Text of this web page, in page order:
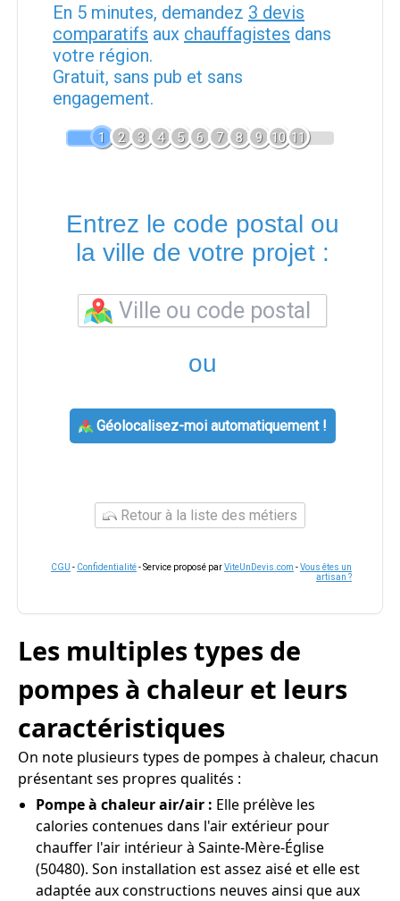
En 5 minutes, demandez 3 devis
comparatifs aux chauffagistes dans
votre région.
Gratuit, sans pub et sans
engagement.
1 2 3 4 5 6 7 8 9 10 11
Entrez le code postal ou
la ville de votre projet :
ou
Géolocalisez-moi automatiquement !
Retour à la liste des métiers
CGU - Confidentialité- Service proposé parViteUnDevis.com -Vous êtes un
artisan ?
Les multiples types de
pompes à chaleur et leurs
caractéristiques
On note plusieurs types de pompes à chaleur, chacun
présentant ses propres qualités :
Pompe à chaleur air/air : Elle prélève les
calories contenues dans l'air extérieur pour
chauffer l'air intérieur à Sainte-Mère-Église
(50480). Son installation est assez aisé et elle est
adaptée aux constructions neuves ainsi que aux